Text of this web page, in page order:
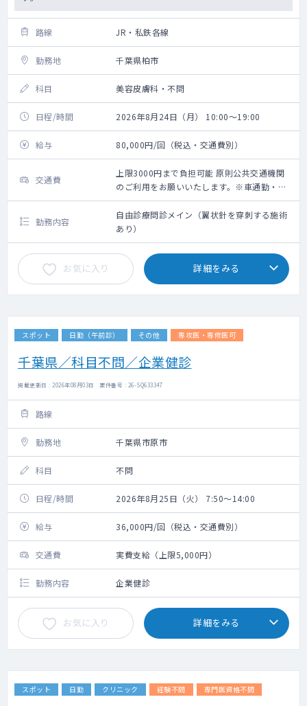
路線 JR・私鉄各線
勤務地 千葉県柏市
科目 美容皮膚科・不問
日程/時間 2026年8月24日（月） 10:00～19:00
給与 80,000円/回（税込・交通費別）
交通費
上限3000円まで負担可能 原則公共交通機関
のご利用をお願いいたします。※車通勤・タ
クシー利用要相談
勤務内容
自由診療問診メイン（翼状針を穿刺する施術
あり）
お気に入り 詳細をみる
スポット 日勤（午前診） その他 専攻医・専修医可
千葉県／科目不問／企業健診
掲載更新日 : 2026年08月03日 案件番号 : 26-SQ633347
路線
勤務地 千葉県市原市
科目 不問
日程/時間 2026年8月25日（火） 7:50～14:00
給与 36,000円/回（税込・交通費別）
交通費 実費支給（上限5,000円）
勤務内容 企業健診
お気に入り 詳細をみる
スポット 日勤 クリニック 経験不問 専門医資格不問